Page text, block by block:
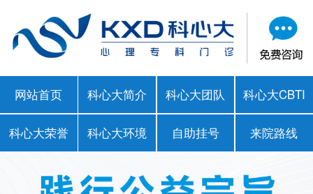
网站首页 科心大简介 科心大团队 科心大CBTI
科心大荣誉 科心大环境 自助挂号 来院路线